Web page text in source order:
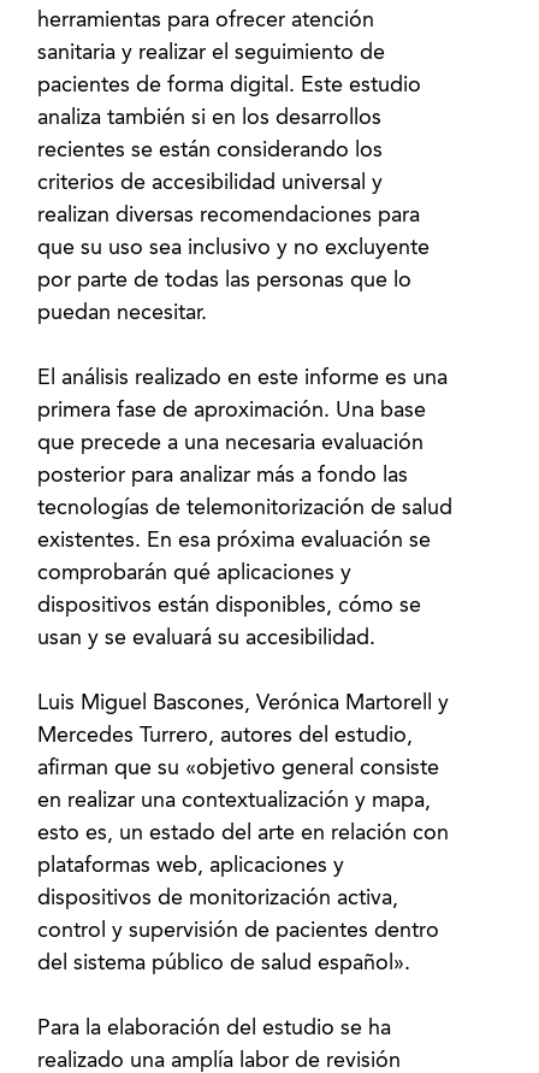
herramientas para ofrecer atención
sanitaria y realizar el seguimiento de
pacientes de forma digital. Este estudio
analiza también si en los desarrollos
recientes se están considerando los
criterios de accesibilidad universal y
realizan diversas recomendaciones para
que su uso sea inclusivo y no excluyente
por parte de todas las personas que lo
puedan necesitar.
El análisis realizado en este informe es una
primera fase de aproximación. Una base
que precede a una necesaria evaluación
posterior para analizar más a fondo las
tecnologías de telemonitorización de salud
existentes. En esa próxima evaluación se
comprobarán qué aplicaciones y
dispositivos están disponibles, cómo se
usan y se evaluará su accesibilidad.
Luis Miguel Bascones, Verónica Martorell y
Mercedes Turrero, autores del estudio,
afirman que su «objetivo general consiste
en realizar una contextualización y mapa,
esto es, un estado del arte en relación con
plataformas web, aplicaciones y
dispositivos de monitorización activa,
control y supervisión de pacientes dentro
del sistema público de salud español».
Para la elaboración del estudio se ha
realizado una amplía labor de revisión